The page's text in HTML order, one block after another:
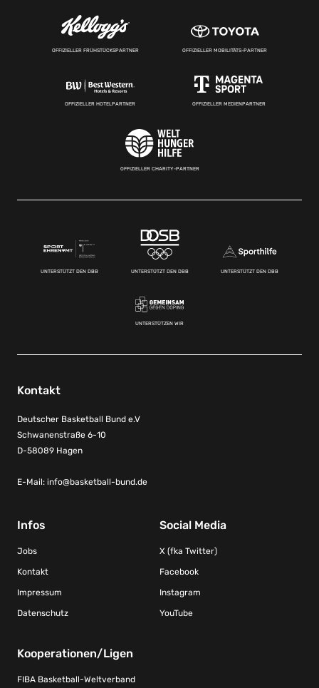
OFFIZIELLER FRÜHSTÜCKSPARTNER OFFIZIELLER MOBILITÄTS-PARTNER
OFFIZIELLER HOTELPARTNER OFFIZIELLER MEDIENPARTNER
OFFIZIELLER CHARITY-PARTNER
UNTERSTÜTZT DEN DBB UNTERSTÜTZT DEN DBB UNTERSTÜTZT DEN DBB
UNTERSTÜTZEN WIR
Kontakt
Deutscher Basketball Bund e.V
Schwanenstraße 6-10
D-58089 Hagen
E-Mail: info@basketball-bund.de
Infos
Jobs
Kontakt
Impressum
Datenschutz
Social Media
X (fka Twitter)
Facebook
Instagram
YouTube
Kooperationen/Ligen
FIBA Basketball-Weltverband